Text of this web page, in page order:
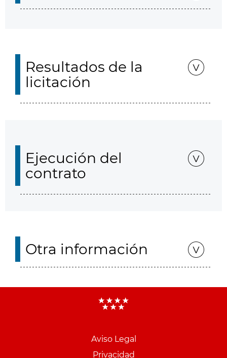
Resultados de la
licitación
Ejecución del
contrato
Otra información
Aviso Legal
Privacidad